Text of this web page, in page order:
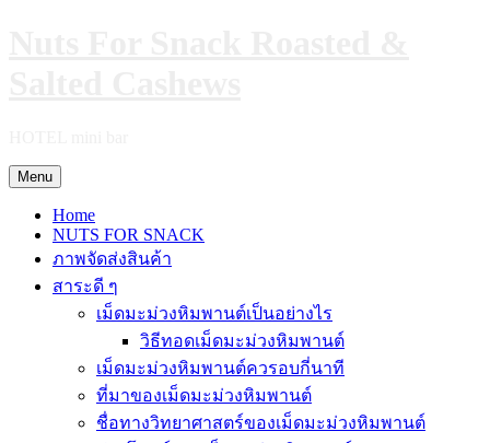
Menu
Home
NUTS FOR SNACK
ภาพจัดส่งสินค้า
สาระดี ๆ
เม็ดมะม่วงหิมพานต์เป็นอย่างไร
วิธีทอดเม็ดมะม่วงหิมพานต์
เม็ดมะม่วงหิมพานต์ควรอบกี่นาที
ที่มาของเม็ดมะม่วงหิมพานต์
ชื่อทางวิทยาศาสตร์ของเม็ดมะม่วงหิมพานต์